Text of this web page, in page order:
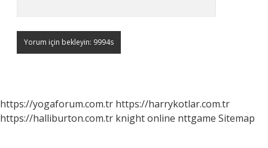
https://yogaforum.com.tr https://harrykotlar.com.tr
https://halliburton.com.tr knight online nttgame Sitemap